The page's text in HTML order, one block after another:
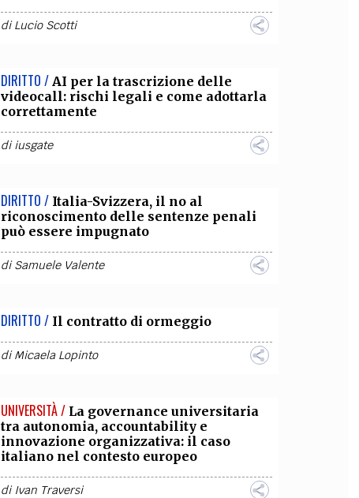
diLucio Scotti
DIRITTO / AI per la trascrizione delle
videocall: rischi legali e come adottarla
correttamente
diiusgate
DIRITTO / Italia-Svizzera, il no al
riconoscimento delle sentenze penali
può essere impugnato
diSamuele Valente
DIRITTO / Il contratto di ormeggio
diMicaela Lopinto
UNIVERSITÀ / La governance universitaria
tra autonomia, accountability e
innovazione organizzativa: il caso
italiano nel contesto europeo
di Ivan Traversi